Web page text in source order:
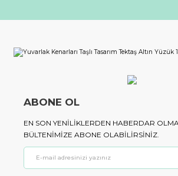
ABONE OL
EN SON YENILIKLERDEN HABERDAR
BÜLTENIMIZE ABONE OLABILIRSINIZ.